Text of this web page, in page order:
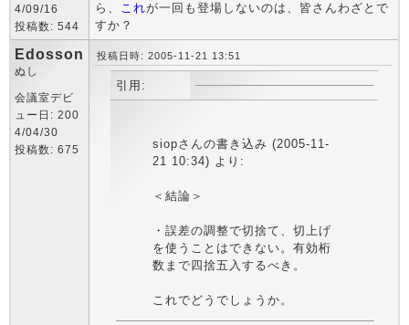
4/09/16
投稿数: 544
ら、 これが一回も登場しないのは、皆さんわざとで
すか？
Edosson
ぬし
会議室デビ
ュー日: 200
4/04/30
投稿数: 675
投稿日時: 2005-11-21 13:51
引用:
siopさんの書き込み (2005-11-
21 10:34) より:
＜結論＞
・誤差の調整で切捨て、切上げ
を使うことはできない。有効桁
数まで四捨五入するべき。
これでどうでしょうか。